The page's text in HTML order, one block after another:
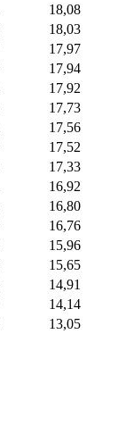
18,08
18,03
17,97
17,94
17,92
17,73
17,56
17,52
17,33
16,92
16,80
16,76
15,96
15,65
14,91
14,14
13,05